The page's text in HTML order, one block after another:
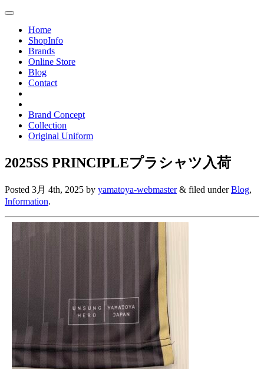
Toggle
navigationHome
ShopInfo
Brands
Online Store
Blog
Contact
Brand Concept
Collection
Original Uniform
2025SS PRINCIPLEプラシャツ入荷
Posted 3月 4th, 2025 by yamatoya-webmaster & filed underBlog,
Information.